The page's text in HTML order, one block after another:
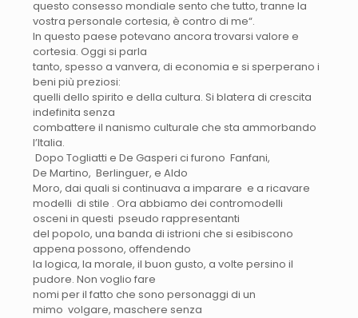
questo consesso mondiale sento che tutto, tranne la
vostra personale cortesia, è contro di me“.
In questo paese potevano ancora trovarsi valore e
cortesia. Oggi si parla
tanto, spesso a vanvera, di economia e si sperperano i
beni più preziosi:
quelli dello spirito e della cultura. Si blatera di crescita
indefinita senza
combattere il nanismo culturale che sta ammorbando
l’Italia.
Dopo Togliatti e De Gasperi ci furono Fanfani,
De Martino, Berlinguer, e Aldo
Moro, dai quali si continuava a imparare e a ricavare
modelli di stile . Ora abbiamo dei contromodelli
osceni in questi pseudo rappresentanti
del popolo, una banda di istrioni che si esibiscono
appena possono, offendendo
la logica, la morale, il buon gusto, a volte persino il
pudore. Non voglio fare
nomi per il fatto che sono personaggi di un
mimo volgare, maschere senza